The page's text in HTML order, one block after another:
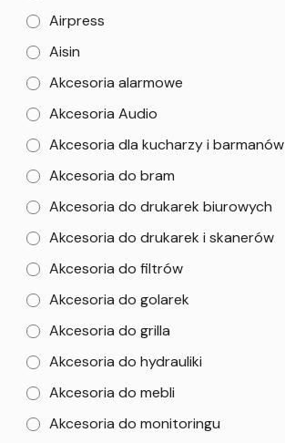
Airpress
Aisin
Akcesoria alarmowe
Akcesoria Audio
Akcesoria dla kucharzy i barmanów
Akcesoria do bram
Akcesoria do drukarek biurowych
Akcesoria do drukarek i skanerów
Akcesoria do filtrów
Akcesoria do golarek
Akcesoria do grilla
Akcesoria do hydrauliki
Akcesoria do mebli
Akcesoria do monitoringu